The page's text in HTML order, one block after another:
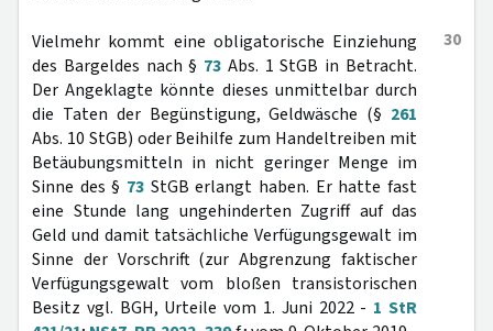
30
Vielmehr kommt eine obligatorische Einziehung
des Bargeldes nach § 73 Abs. 1 StGB in Betracht.
Der Angeklagte könnte dieses unmittelbar durch
die Taten der Begünstigung, Geldwäsche (§ 261
Abs. 10 StGB) oder Beihilfe zum Handeltreiben mit
Betäubungsmitteln in nicht geringer Menge im
Sinne des § 73 StGB erlangt haben. Er hatte fast
eine Stunde lang ungehinderten Zugriff auf das
Geld und damit tatsächliche Verfügungsgewalt im
Sinne der Vorschrift (zur Abgrenzung faktischer
Verfügungsgewalt vom bloßen transistorischen
Besitz vgl. BGH, Urteile vom 1. Juni 2022 - 1 StR